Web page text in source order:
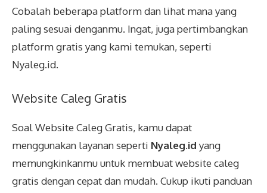
Cobalah beberapa platform dan lihat mana yang
paling sesuai denganmu. Ingat, juga pertimbangkan
platform gratis yang kami temukan, seperti
Nyaleg.id.
Website Caleg Gratis
Soal Website Caleg Gratis, kamu dapat
menggunakan layanan seperti Nyaleg.id yang
memungkinkanmu untuk membuat website caleg
gratis dengan cepat dan mudah. Cukup ikuti panduan